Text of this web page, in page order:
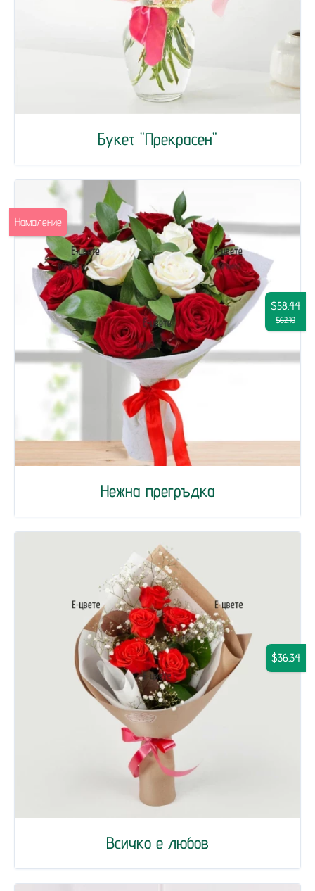
Букет "Прекрасен"
Нежна прегръдка
$58.44
$62.10
Намаление
Всичко е любов
$36.34